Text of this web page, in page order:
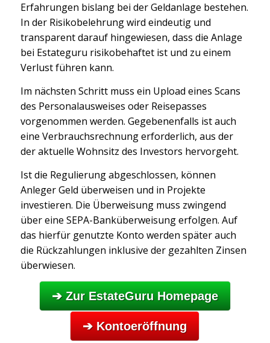
Erfahrungen bislang bei der Geldanlage bestehen.
In der Risikobelehrung wird eindeutig und
transparent darauf hingewiesen, dass die Anlage
bei Estateguru risikobehaftet ist und zu einem
Verlust führen kann.
Im nächsten Schritt muss ein Upload eines Scans
des Personalausweises oder Reisepasses
vorgenommen werden. Gegebenenfalls ist auch
eine Verbrauchsrechnung erforderlich, aus der
der aktuelle Wohnsitz des Investors hervorgeht.
Ist die Regulierung abgeschlossen, können
Anleger Geld überweisen und in Projekte
investieren. Die Überweisung muss zwingend
über eine SEPA-Banküberweisung erfolgen. Auf
das hierfür genutzte Konto werden später auch
die Rückzahlungen inklusive der gezahlten Zinsen
überwiesen.
➔ Zur EstateGuru Homepage
➔ Kontoeröffnung